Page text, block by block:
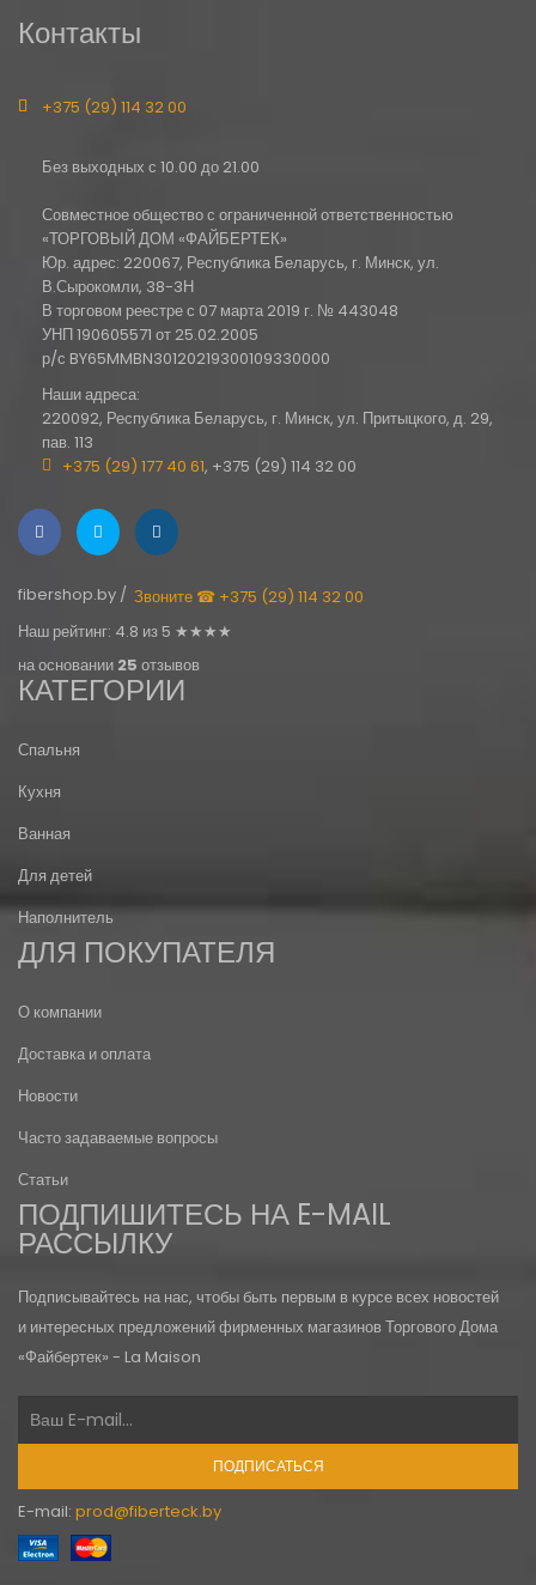
Контакты
+375 (29) 114 32 00
Без выходных с 10.00 до 21.00
Совместное общество с ограниченной ответственностью
«ТОРГОВЫЙ ДОМ «ФАЙБЕРТЕК»
Юр. адрес: 220067, Республика Беларусь, г. Минск, ул.
В.Сырокомли, 38-3Н
В торговом реестре с 07 марта 2019 г. № 443048
УНП 190605571 от 25.02.2005
р/с BY65MMBN30120219300109330000
Наши адреса:
220092, Республика Беларусь, г. Минск, ул. Притыцкого, д. 29,
пав. 113
+375 (29) 177 40 61, +375 (29) 114 32 00
fibershop.by / Звоните ☎ +375 (29) 114 32 00
Наш рейтинг: 4.8 из 5 ★★★★
на основании 25 отзывов
КАТЕГОРИИ
Спальня
Кухня
Ванная
Для детей
Наполнитель
ДЛЯ ПОКУПАТЕЛЯ
О компании
Доставка и оплата
Новости
Часто задаваемые вопросы
Статьи
ПОДПИШИТЕСЬ НА E-MAIL
РАССЫЛКУ
Подписывайтесь на нас, чтобы быть первым в курсе всех новостей
и интересных предложений фирменных магазинов Торгового Дома
«Файбертек» - La Maison
ПОДПИСАТЬСЯ
E-mail: prod@fiberteck.by